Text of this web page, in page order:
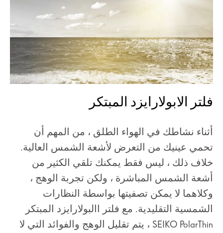
فلتر الابولارايزد المبتكر
أثناء نشاطك في الهواء الطلق ، من المهم أن
تحمي عينيك من التعرض لأشعة الشمس العالية.
خلاف ذلك ، ليس فقط يمكنك تلقي الكثير من
أشعة الشمس المباشرة ، ولكن تجربة الوهج ،
وكلاهما لا يمكن تصفيتها بواسطة النظارات
الشمسية التقليدية. مع فلتر االبولارايزد المبتكر
SEIKO PolarThin ، يتم تقليل الوهج والفوائد التي لا